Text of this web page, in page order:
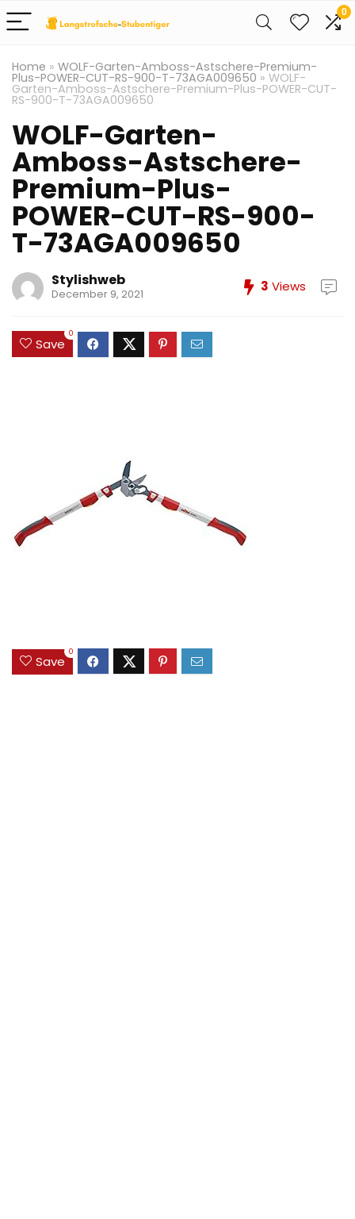
0
Home » WOLF-Garten-Amboss-Astschere-Premium-
Plus-POWER-CUT-RS-900-T-73AGA009650 » WOLF-
Garten-Amboss-Astschere-Premium-Plus-POWER-CUT-
RS-900-T-73AGA009650
WOLF-Garten-
Amboss-Astschere-
Premium-Plus-
POWER-CUT-RS-900-
T-73AGA009650
Stylishweb
December 9, 2021 3 Views
Save
0
Save
0